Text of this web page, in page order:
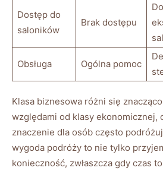
Dostęp do⁢
saloników
Brak dostępu
Obsługa Ogólna pomoc
Klasa biznesowa różni się‍
względami od klasy⁢ ekonomicznej,
⁤znaczenie dla osób często
wygoda podróży⁣ to⁣ nie tylko
konieczność, zwłaszcza ‌gdy czas